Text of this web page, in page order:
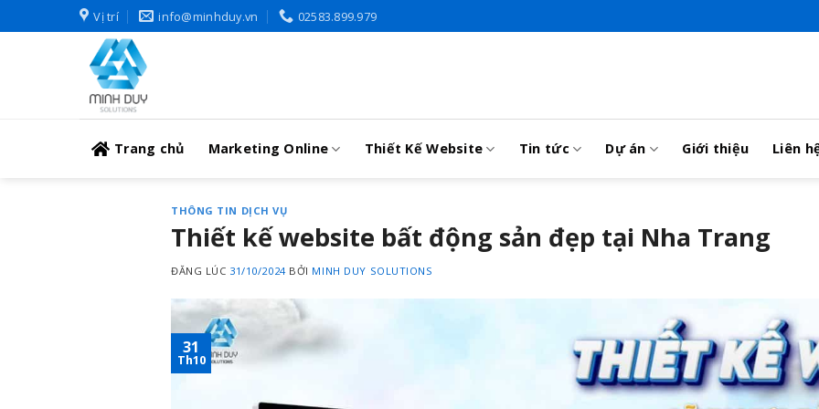
to
Vị trí info@minhduy.vn 02583.899.979
Trang chủ Marketing Online Thiết Kế Website Tin tức Dự án Giới thiệu Liên
THÔNG TIN DỊCH VỤ
Thiết kế website bất động sản đẹp tại Nha Trang
ĐĂNG LÚC 31/10/2024 BỞI MINH DUY SOLUTIONS
31
Th10